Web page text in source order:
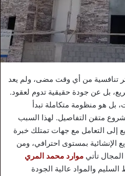
تنافسية من أي وقت مضى، ولم يعد
بل عن جودة حقيقية تدوم لعقود.
هو منظومة متكاملة تبدأ
متقن التفاصيل. لهذا السبب
إلى التعامل مع جهات تمتلك خبرة
الإنشائية بمستوى احترافي، ومن
تأتي موارد محمد المري
والمواد عالية الجودة